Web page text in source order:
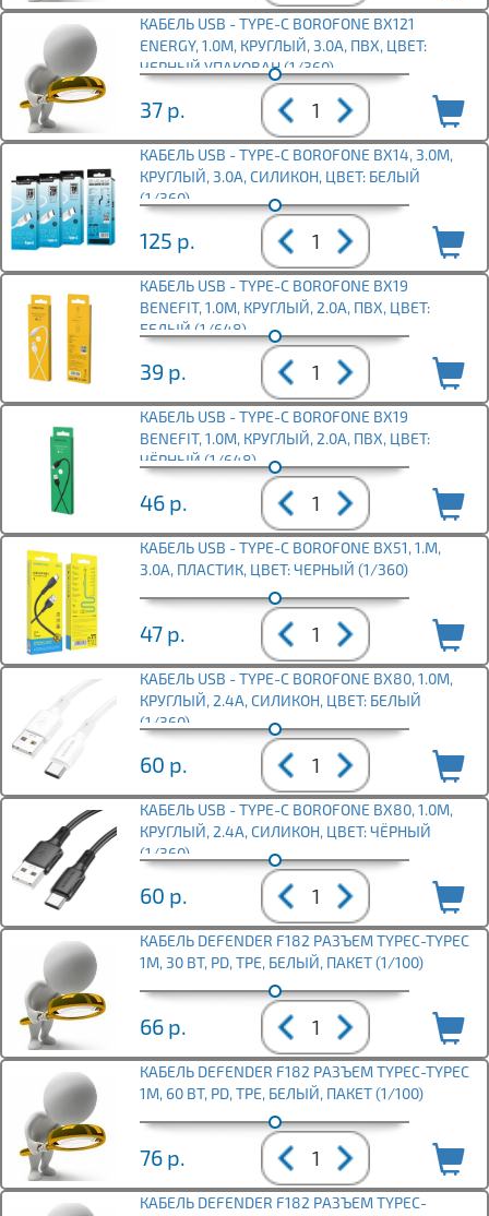
КАБЕЛЬ USB - TYPE-C BOROFONE BX121
ENERGY, 1.0М, КРУГЛЫЙ, 3.0А, ПВХ, ЦВЕТ:
ЧЕРНЫЙ УПАКОВАН (1/360)
37 р.
КАБЕЛЬ USB - TYPE-C BOROFONE BX14, 3.0М,
КРУГЛЫЙ, 3.0A, СИЛИКОН, ЦВЕТ: БЕЛЫЙ
(1/360)
125 р.
КАБЕЛЬ USB - TYPE-C BOROFONE BX19
BENEFIT, 1.0М, КРУГЛЫЙ, 2.0A, ПВХ, ЦВЕТ:
БЕЛЫЙ (1/648)
39 р.
КАБЕЛЬ USB - TYPE-C BOROFONE BX19
BENEFIT, 1.0М, КРУГЛЫЙ, 2.0A, ПВХ, ЦВЕТ:
ЧЁРНЫЙ (1/648)
46 р.
КАБЕЛЬ USB - TYPE-C BOROFONE BX51, 1.М,
3.0A, ПЛАСТИК, ЦВЕТ: ЧЕРНЫЙ (1/360)
47 р.
КАБЕЛЬ USB - TYPE-C BOROFONE BX80, 1.0М,
КРУГЛЫЙ, 2.4A, СИЛИКОН, ЦВЕТ: БЕЛЫЙ
(1/360)
60 р.
КАБЕЛЬ USB - TYPE-C BOROFONE BX80, 1.0М,
КРУГЛЫЙ, 2.4A, СИЛИКОН, ЦВЕТ: ЧЁРНЫЙ
(1/360)
60 р.
КАБЕЛЬ DEFENDER F182 РАЗЪЕМ TYPEC-TYPEC
1М, 30 ВТ, PD, TPE, БЕЛЫЙ, ПАКЕТ (1/100)
66 р.
КАБЕЛЬ DEFENDER F182 РАЗЪЕМ TYPEC-TYPEC
1М, 60 ВТ, PD, TPE, БЕЛЫЙ, ПАКЕТ (1/100)
76 р.
КАБЕЛЬ DEFENDER F182 РАЗЪЕМ TYPEC-